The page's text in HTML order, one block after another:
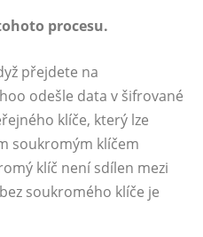
procesu.
přejdete na
odešle data v šifrované
klíče, který lze
soukromým klíčem
klíč není sdílen mezi
soukromého klíče je